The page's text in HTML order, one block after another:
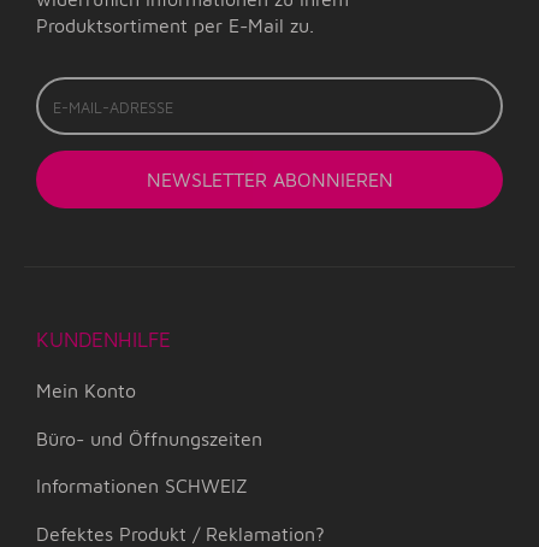
Produktsortiment per E-Mail zu.
E-
Mail-
Adresse
NEWSLETTER ABONNIEREN
KUNDENHILFE
Mein Konto
Büro- und Öffnungszeiten
Informationen SCHWEIZ
Defektes Produkt / Reklamation?